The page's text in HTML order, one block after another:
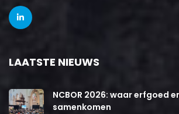
LAATSTE NIEUWS
NCBOR 2026: waar erfgoed
samenkomen